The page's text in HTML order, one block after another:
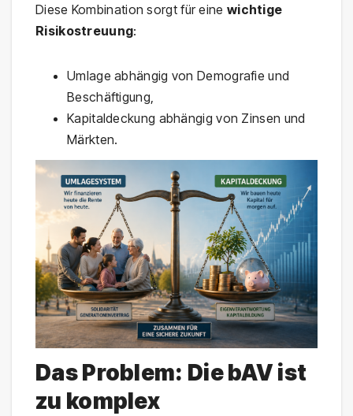
Diese Kombination sorgt für eine wichtige
Risikostreuung:
Umlage abhängig von Demografie und
Beschäftigung,
Kapitaldeckung abhängig von Zinsen und
Märkten.
Das Problem: Die bAV ist
zu komplex